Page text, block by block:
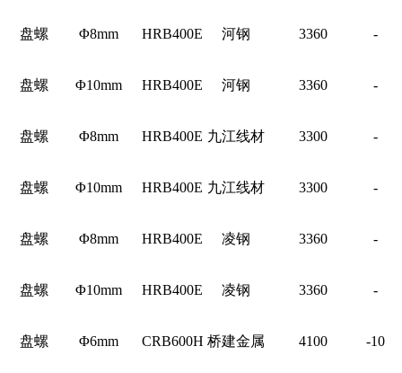
盘螺 Φ8mm HRB400E 河钢 3360 -
盘螺 Φ10mm HRB400E 河钢 3360 -
盘螺 Φ8mm HRB400E 九江线材 3300 -
盘螺 Φ10mm HRB400E 九江线材 3300 -
盘螺 Φ8mm HRB400E 凌钢 3360 -
盘螺 Φ10mm HRB400E 凌钢 3360 -
盘螺 Φ6mm CRB600H 桥建金属 4100 -10